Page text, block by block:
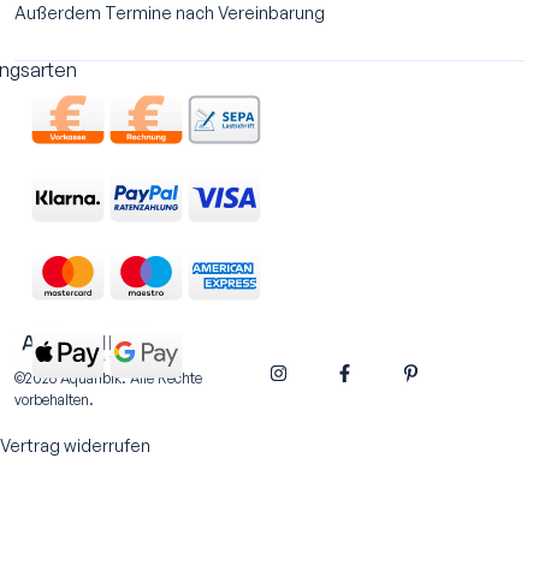
Außerdem Termine nach Vereinbarung
©2026 Aquaribik. Alle Rechte
vorbehalten.
Vertrag widerrufen